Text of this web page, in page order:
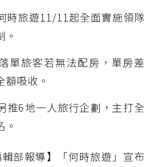
時旅遊11/11起全面實施領隊
。
單旅客若無法配房，單房差
額吸收。
推6地一人旅行企劃，主打全
。
輯部報導】「何時旅遊」宣布